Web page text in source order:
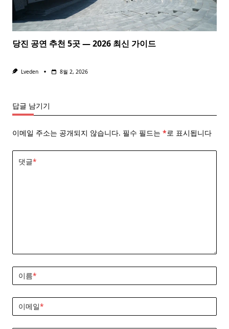
당진 공연 추천 5곳 — 2026 최신 가이드
Lveden 8월 2, 2026
답글 남기기
이메일 주소는 공개되지 않습니다. 필수 필드는 *로 표시됩니다
댓글*
이름*
이메일*